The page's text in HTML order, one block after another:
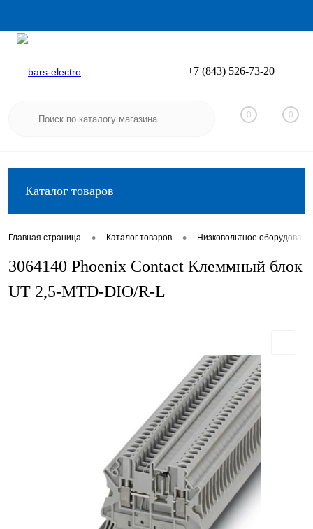
Вход
+7 (843) 526-73-20
0 0
Каталог товаров
Главная страница • Каталог товаров • Низковольтное
3064140 Phoenix Contact Клеммный блок
UT 2,5-MTD-DIO/R-L